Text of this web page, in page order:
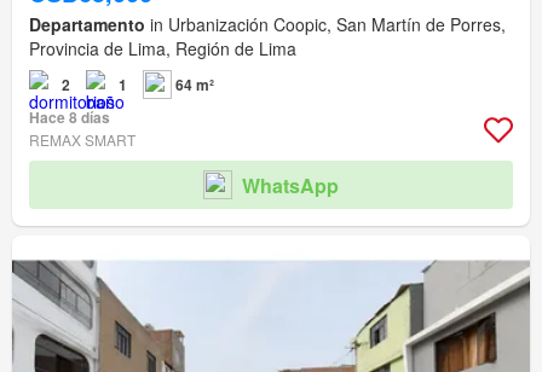
Departamento in Urbanización Coopic, San Martín de Porres,
Provincia de Lima, Región de Lima
2 1
64 m²
Hace 8 días
REMAX SMART
WhatsApp